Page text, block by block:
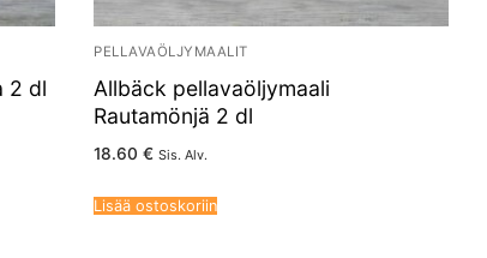
2 dl
PELLAVAÖLJYMAALIT
Allbäck pellavaöljymaali
Rautamönjä 2 dl
18.60 € Sis. Alv.
Lisää ostoskoriin